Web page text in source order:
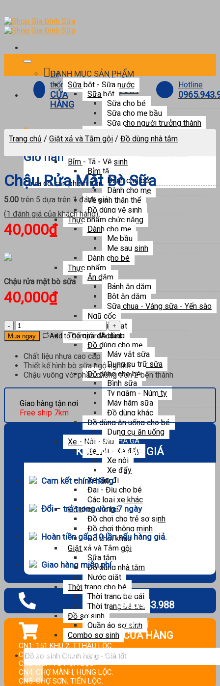
to
content
Hệ
thống
CỬA
HÀNG
Ưu đãi
THÀNH
VIÊN
Hotline
0
Giỏ hàng
Chưa có sản phẩm trong giỏ hàng.
DANH MỤC SẢN PHẨM
Sữa bột - Sữa nước
Sữa bột
Sữa cho bé
Sữa cho mẹ bầu
Sữa cho người trưởng thành
Sữa nước
Sữa pha sẵn
Bỉm - Tã - Vệ sinh
Bỉm tã
Dành cho bé
Dành cho mẹ
Vệ sinh thân thể
Đồ dùng vệ sinh
Thực phẩm chức năng
Dành cho mẹ
Mẹ bầu
Mẹ sau sinh
Dành cho bé
Thực phẩm
Ăn dặm
Bánh ăn dặm
Bột ăn dặm
Sữa chua - Váng sữa - Yến sào
Ngũ cốc
Thế giới hạt
Thế giới đồ dùng
Đồ dùng cho mẹ
Máy vắt sữa
Dụng cụ trữ sữa
Đồ dùng cho bé
Bình sữa
Ty ngậm - Núm ty
Máy hâm sữa
Đồ dùng khác
Đồ dùng ăn uống cho bé
Dụng cụ ăn uống
Xe - Nôi - Địu
Xe nôi - Xe đẩy
Xe nôi
Xe đẩy
Xe tập đi
Đai - Địu cho bé
Các loại xe khác
Đồ chơi cho bé
Đồ chơi cho trẻ sơ sinh
Đồ chơi thông minh
Đồ chơi khác
Giặt xả và Tắm gội
Sữa tắm
Đồ dùng nhà tắm
Nước giặt
Thời trang cho bé
Thời trang bé gái
Thời trang bé trai
Đồ sơ sinh
Quần áo sơ sinh
Combo sơ sinh
Tìm
kiếm:
Trang chủ / Giặt xả và Tắm gội / Đồ dùng nhà tắm
Chậu Rửa Mặt Bò Sữa
5.00 trên 5 dựa trên 1 đánh giá
(1 đánh giá của khách hàng)
40,000₫
Chất liệu nhựa cao cấp
Thiết kế hình bò sữa ngộ nghĩnh
Chậu vuông với phần chống trơn 2 bên thành
Chậu rửa mặt bò sữa
40,000₫
Chậu
rửa
mặt
bò
sữa
số
lượng
Mua ngay Add to CompareAdded
Giao hàng tận nơi
Free ship 7km
MUA SẮM THẢ GA
KHÔNG LO VỀ GIÁ
Cam kết chính hãng
Đổi – trả trong vòng 7 ngày
Hoàn tiền gấp 10 lần nếu hàng giả.
Giao hàng miễn phí
Hotline :
0965.943.988
ĐỊA CHỈ
CỬA HÀNG
CN1: 151 KHU 2, TT.HẬU LỘC.
CN2: MINH THỊNH, MINH LỘC.
CN3: NGÃ TƯ HOA LỘC.
CN4: CHỢ MÀNH, HƯNG LỘC.
CN5: CHỢ SƠN, TIẾN LỘC.